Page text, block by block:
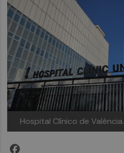
Hospital Clínico de València.